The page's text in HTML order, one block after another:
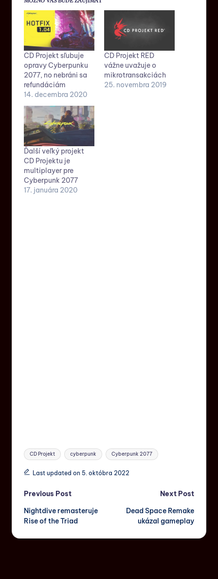
CD Projekt sľubuje
opravy Cyberpunku
2077, no nebráni sa
refundáciám
14. decembra 2020
CD Projekt RED
vážne uvažuje o
mikrotransakciách
25. novembra 2019
Ďalší veľký projekt
CD Projektu je
multiplayer pre
Cyberpunk 2077
17. januára 2020
CD Projekt cyberpunk Cyberpunk 2077
Last updated on 5. októbra 2022
Previous Post
Nightdive remasteruje
Rise of the Triad
Next Post
Dead Space Remake
ukázal gameplay